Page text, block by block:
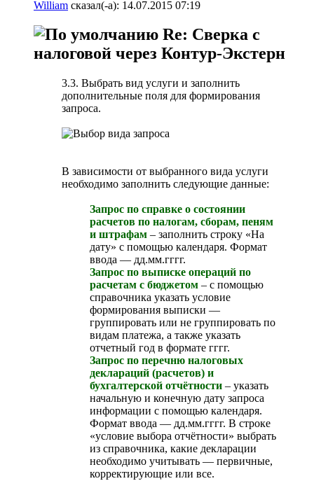
William сказал(-а): 14.07.2015 07:19
Re: Сверка с
налоговой через Контур-Экстерн
3.3. Выбрать вид услуги и заполнить
дополнительные поля для формирования
запроса.
В зависимости от выбранного вида услуги
необходимо заполнить следующие данные:
Запрос по справке о состоянии
расчетов по налогам, сборам, пеням
и штрафам – заполнить строку «На
дату» с помощью календаря. Формат
ввода — дд.мм.гггг.
Запрос по выписке операций по
расчетам с бюджетом – с помощью
справочника указать условие
формирования выписки —
группировать или не группировать по
видам платежа, а также указать
отчетный год в формате гггг.
Запрос по перечню налоговых
деклараций (расчетов) и
бухгалтерской отчётности – указать
начальную и конечную дату запроса
информации с помощью календаря.
Формат ввода — дд.мм.гггг. В строке
«условие выбора отчётности» выбрать
из справочника, какие декларации
необходимо учитывать — первичные,
корректирующие или все.